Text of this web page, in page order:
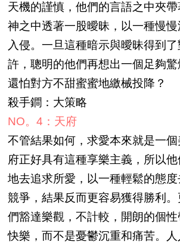
天機的謹慎，他們的言語之中夾
神之中透著一股曖昧，以一種慢
入侵。一旦這種暗示與曖昧得到
許，聰明的他們再想出一個足夠驚
還怕對方不甜蜜蜜地繳械投降？
殺手鐧：大策略
NO。4：天府
不管結果如何，求愛本來就是一
府正好具有這種享樂主義，所以
地去追求所愛，以一種輕鬆的態
競爭，結果反而更容易獲得勝利
們豁達樂觀，不計較，開朗的個
快樂，而不是憂鬱沉重和痛苦。